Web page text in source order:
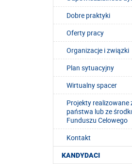
Dobre praktyki
Oferty pracy
Organizacje i związki
Plan sytuacyjny
Wirtualny spacer
Projekty realizowane
państwa lub ze
Funduszu Celowego
Kontakt
KANDYDACI